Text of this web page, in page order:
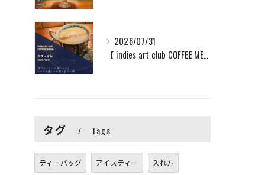
2026/07/31
【 indies art club COFFEE MENU ...
タグ Tags
ティーバッグ アイスティー 入れ方